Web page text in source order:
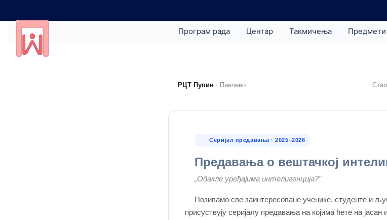
Програм рада Центар Такмичења Предмети
РЦТ Пупин · Панчево
Серијал предавања · 2025–2026
Предавања о вештачкој
„Одакле уређајима интелигенција?"
Позивамо све заинтересоване ученике, студенте и
присуствују серијалу предавања на којима ћете на